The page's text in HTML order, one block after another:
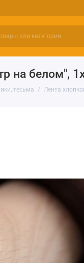
на белом",
тесьма Лента